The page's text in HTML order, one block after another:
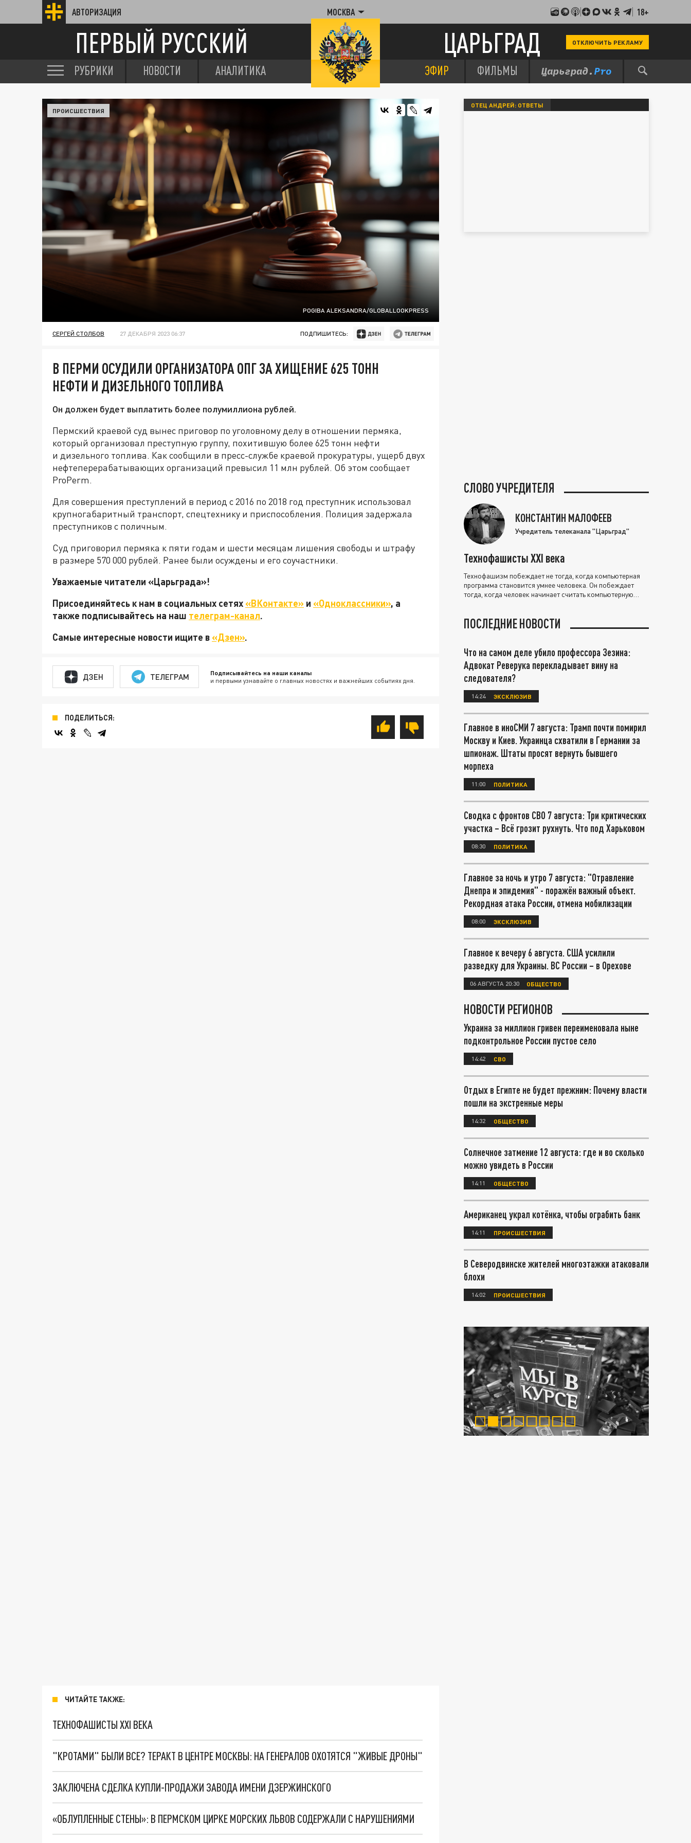
АВТОРИЗАЦИЯ МОСКВА 18+
ПЕРВЫЙ РУССКИЙ ЦАРЬГРАД ОТКЛЮЧИТЬ РЕКЛАМУ
РУБРИКИ НОВОСТИ АНАЛИТИКА ЭФИР ФИЛЬМЫ
POGIBA ALEKSANDRA/GLOBALLOOKPRESS
ПРОИСШЕСТВИЯ
СЕРГЕЙ СТОЛБОВ 27 ДЕКАБРЯ 2023 06:37 ПОДПИШИТЕСЬ:
В ПЕРМИ ОСУДИЛИ ОРГАНИЗАТОРА ОПГ ЗА ХИЩЕНИЕ 625 ТОНН
НЕФТИ И ДИЗЕЛЬНОГО ТОПЛИВА
Он должен будет выплатить более полумиллиона рублей.
Пермский краевой суд вынес приговор по уголовному делу в отношении пермяка,
который организовал преступную группу, похитившую более 625 тонн нефти
и дизельного топлива. Как сообщили в пресс-службе краевой прокуратуры, ущерб двух
нефтеперерабатывающих организаций превысил 11 млн рублей. Об этом сообщает
ProPerm.
Для совершения преступлений в период с 2016 по 2018 год преступник использовал
крупногабаритный транспорт, спецтехнику и приспособления. Полиция задержала
преступников с поличным.
Суд приговорил пермяка к пяти годам и шести месяцам лишения свободы и штрафу
в размере 570 000 рублей. Ранее были осуждены и его соучастники.
Уважаемые читатели «Царьграда»!
Присоединяйтесь к нам в социальных сетях«ВКонтакте» и «Одноклассники», а
также подписывайтесь на наш телеграм-канал.
Самые интересные новости ищите в«Дзен».
ДЗЕН ТЕЛЕГРАМ Подписывайтесь на наши каналы
и первыми узнавайте о главных новостях и важнейших событиях дня.
ПОДЕЛИТЬСЯ:
ЧИТАЙТЕ ТАКЖЕ:
ТЕХНОФАШИСТЫ XXI ВЕКА
"КРОТАМИ" БЫЛИ ВСЕ? ТЕРАКТ В ЦЕНТРЕ МОСКВЫ: НА ГЕНЕРАЛОВ ОХОТЯТСЯ "ЖИВЫЕ ДРОНЫ"
ЗАКЛЮЧЕНА СДЕЛКА КУПЛИ-ПРОДАЖИ ЗАВОДА ИМЕНИ ДЗЕРЖИНСКОГО
«ОБЛУПЛЕННЫЕ СТЕНЫ»: В ПЕРМСКОМ ЦИРКЕ МОРСКИХ ЛЬВОВ СОДЕРЖАЛИ С НАРУШЕНИЯМИ
ОТЕЦ АНДРЕЙ: ОТВЕТЫ
СЛОВО УЧРЕДИТЕЛЯ
КОНСТАНТИН МАЛОФЕЕВ
Учредитель телеканала "Царьград"
Технофашисты XXI века
Технофашизм побеждает не тогда, когда компьютерная
программа становится умнее человека. Он побеждает
тогда, когда человек начинает считать компьютерную
ПОСЛЕДНИЕ НОВОСТИ
Что на самом деле убило профессора Зезина:
Адвокат Реверука перекладывает вину на
следователя?
14:24 ЭКСКЛЮЗИВ
Главное в иноСМИ 7 августа: Трамп почти помирил
Москву и Киев. Украинца схватили в Германии за
шпионаж. Штаты просят вернуть бывшего
морпеха
11:00 ПОЛИТИКА
Сводка с фронтов СВО 7 августа: Три критических
участка – Всё грозит рухнуть. Что под Харьковом
08:30 ПОЛИТИКА
Главное за ночь и утро 7 августа: "Отравление
Днепра и эпидемия" - поражён важный объект.
Рекордная атака России, отмена мобилизации
08:00 ЭКСКЛЮЗИВ
Главное к вечеру 6 августа. США усилили
разведку для Украины. ВС России – в Орехове
06 АВГУСТА 20:30 ОБЩЕСТВО
НОВОСТИ РЕГИОНОВ
Украина за миллион гривен переименовала ныне
подконтрольное России пустое село
14:42 СВО
Отдых в Египте не будет прежним: Почему власти
пошли на экстренные меры
14:32 ОБЩЕСТВО
Солнечное затмение 12 августа: где и во сколько
можно увидеть в России
14:11 ОБЩЕСТВО
Американец украл котёнка, чтобы ограбить банк
14:11 ПРОИСШЕСТВИЯ
В Северодвинске жителей многоэтажки атаковали
блохи
14:02 ПРОИСШЕСТВИЯ